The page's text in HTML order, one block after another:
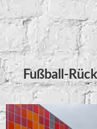
Fußball-